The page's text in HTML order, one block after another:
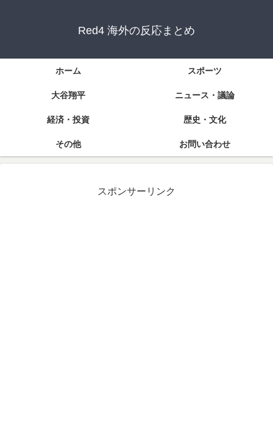
Red4 海外の反応まとめ
ホーム スポーツ
大谷翔平 ニュース・議論
経済・投資 歴史・文化
その他 お問い合わせ
スポンサーリンク